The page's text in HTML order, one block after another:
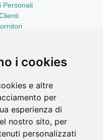
i cookies
e altre
per
esperienza di
nostro sito, per
personalizzati
Personali